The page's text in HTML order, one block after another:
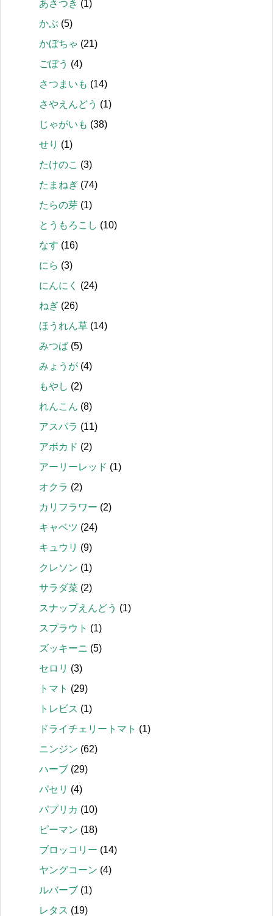
あさつき (1)
かぶ (5)
かぼちゃ (21)
ごぼう (4)
さつまいも (14)
さやえんどう (1)
じゃがいも (38)
せり (1)
たけのこ (3)
たまねぎ (74)
たらの芽 (1)
とうもろこし (10)
なす (16)
にら (3)
にんにく
(24)
ねぎ (26)
ほうれん草 (14)
みつば (5)
みょうが (4)
もやし (2)
れんこん (8)
アスパラ (11)
アボカド (2)
アーリーレッド (1)
オクラ (2)
カリフラワー (2)
キャベツ (24)
キュウリ (9)
クレソン (1)
サラダ菜 (2)
スナップえんどう (1)
スプラウト (1)
ズッキーニ (5)
セロリ (3)
トマト (29)
トレビス (1)
ドライチェリートマト (1)
ニンジン (62)
ハーブ (29)
パセリ (4)
パプリカ (10)
ピーマン (18)
ブロッコリー (14)
ヤングコーン (4)
ルバーブ (1)
レタス (19)